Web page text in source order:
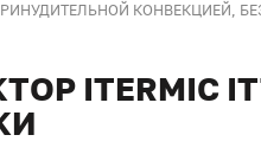
КОНВЕКЦИЕЙ,
ITERMIC